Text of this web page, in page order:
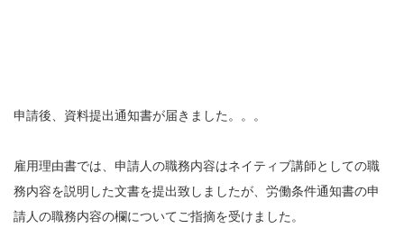
申請後、資料提出通知書が届きました。。。
雇用理由書では、申請人の職務内容はネイティブ講師としての職
務内容を説明した文書を提出致しましたが、労働条件通知書の申
請人の職務内容の欄についてご指摘を受けました。